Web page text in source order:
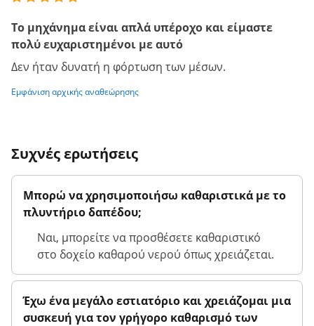
Το μηχάνημα είναι απλά υπέροχο και είμαστε
πολύ ευχαριστημένοι με αυτό
Δεν ήταν δυνατή η φόρτωση των μέσων.
Εμφάνιση αρχικής αναθεώρησης
Συχνές ερωτήσεις
Μπορώ να χρησιμοποιήσω καθαριστικά με το
πλυντήριο δαπέδου;
Ναι, μπορείτε να προσθέσετε καθαριστικό
στο δοχείο καθαρού νερού όπως χρειάζεται.
Έχω ένα μεγάλο εστιατόριο και χρειάζομαι μια
συσκευή για τον γρήγορο καθαρισμό των